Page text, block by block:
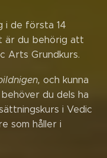
i de första 14
är du behörig att
Arts Grundkurs.
och kunna
du dels ha
i Vedic
som håller i